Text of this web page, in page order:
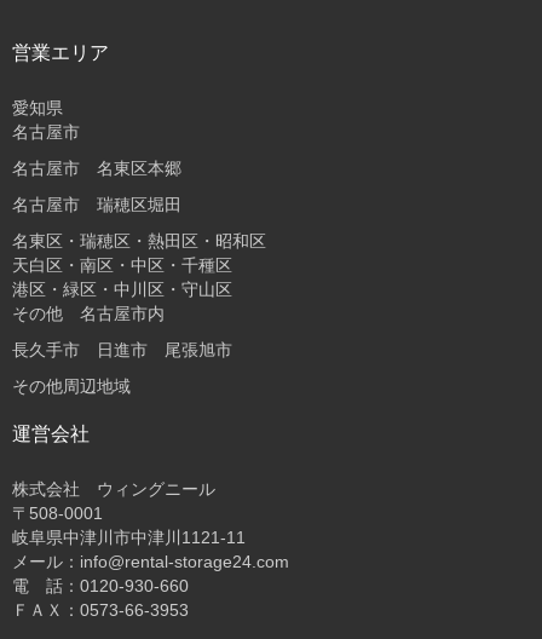
営業エリア
愛知県
名古屋市
名古屋市 名東区本郷
名古屋市 瑞穂区堀田
名東区・瑞穂区・熱田区・昭和区
天白区・南区・中区・千種区
港区・緑区・中川区・守山区
その他 名古屋市内
長久手市 日進市 尾張旭市
その他周辺地域
運営会社
株式会社 ウィングニール
〒508-0001
岐阜県中津川市中津川1121-11
メール：info@rental-storage24.com
電 話：0120-930-660
ＦＡＸ：0573-66-3953